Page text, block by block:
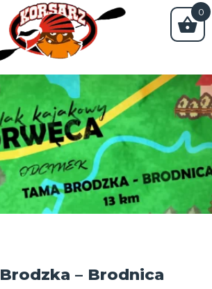
– Brodnica
0